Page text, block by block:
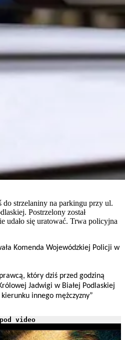
do strzelaniny na parkingu przy ul.
Postrzelony został
udało się uratować. Trwa policyjna
Komenda Wojewódzkiej Policji w
który dziś przed godziną
Jadwigi w Białej Podlaskiej
innego mężczyzny”
video